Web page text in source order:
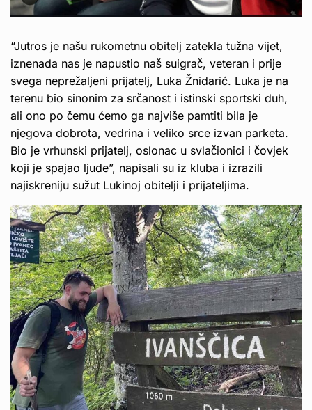
“Jutros je našu rukometnu obitelj zatekla tužna vijet,
iznenada nas je napustio naš suigrač, veteran i prije
svega neprežaljeni prijatelj, Luka Žnidarić. Luka je na
terenu bio sinonim za srčanost i istinski sportski duh,
ali ono po čemu ćemo ga najviše pamtiti bila je
njegova dobrota, vedrina i veliko srce izvan parketa.
Bio je vrhunski prijatelj, oslonac u svlačionici i čovjek
koji je spajao ljude”, napisali su iz kluba i izrazili
najiskreniju sužut Lukinoj obitelji i prijateljima.